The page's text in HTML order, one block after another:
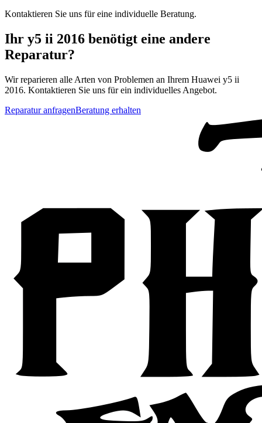
Kontaktieren Sie uns für eine individuelle Beratung.
Ihr y5 ii 2016 benötigt eine andere
Reparatur?
Wir reparieren alle Arten von Problemen an Ihrem Huawei y5 ii
2016. Kontaktieren Sie uns für ein individuelles Angebot.
Reparatur anfragenBeratung erhalten